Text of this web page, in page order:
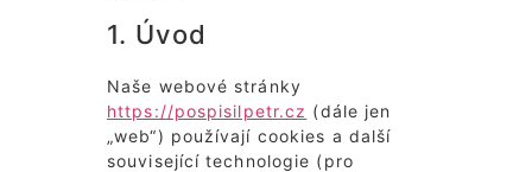
1. Úvod
Naše webové stránky
https://pospisilpetr.cz (dále jen
„web“) používají cookies a další
související technologie (pro